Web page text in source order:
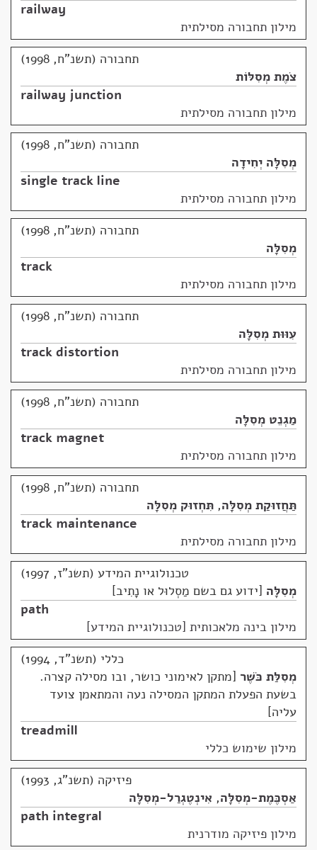
railway
מילון תחבורה מסילתית
תחבורה (תשנ"ח, 1998)
צֹמֶת מְסִלּוֹת
railway junction
מילון תחבורה מסילתית
תחבורה (תשנ"ח, 1998)
מְסִלָּה יְחִידָה
single track line
מילון תחבורה מסילתית
תחבורה (תשנ"ח, 1998)
מְסִלָּה
track
מילון תחבורה מסילתית
תחבורה (תשנ"ח, 1998)
עִוּוּת מְסִלָּה
track distortion
מילון תחבורה מסילתית
תחבורה (תשנ"ח, 1998)
מַגְנֵט מְסִלָּה
track magnet
מילון תחבורה מסילתית
תחבורה (תשנ"ח, 1998)
תַּחֲזוּקַת מְסִלָּה, תִּחְזוּק מְסִלָּה
track maintenance
מילון תחבורה מסילתית
טכנולוגיית המידע (תשנ"ז, 1997)
מְסִלָּה ידוע גם בשם מַסְלוּל או נָתִיב
path
מילון בינה מלאכותית [טכנולוגיית המידע]
כללי (תשנ"ד, 1994)
מְסִלַּת כֹּשֶׁר מתקן לאימוני כושר, ובו מסילה קצרה.
בשעת הפעלת המתקן המסילה נעה והמתאמן צועד
עליה
treadmill
מילון שימוש כללי
פיזיקה (תשנ"ג, 1993)
אַסְכֶּמֶת-מְסִלָּה, אִינְטֶגְרַל-מְסִלָּה
path integral
מילון פיזיקה מודרנית